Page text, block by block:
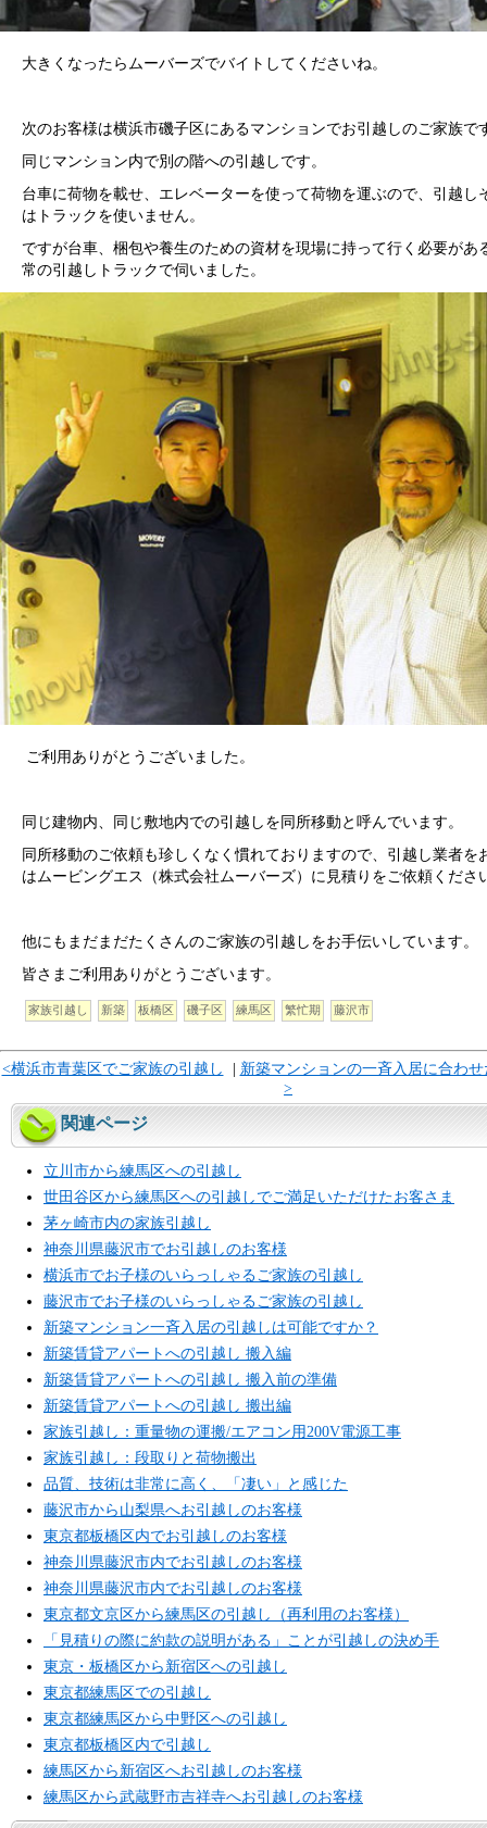
大きくなったらムーバーズでバイトしてくださいね。
次のお客様は横浜市磯子区にあるマンションでお引越しのご家族で
同じマンション内で別の階への引越しです。
台車に荷物を載せ、エレベーターを使って荷物を運ぶので、引越し
はトラックを使いません。
ですが台車、梱包や養生のための資材を現場に持って行く必要があ
常の引越しトラックで伺いました。
ご利用ありがとうございました。
同じ建物内、同じ敷地内での引越しを同所移動と呼んでいます。
同所移動のご依頼も珍しくなく慣れておりますので、引越し業者を
はムービングエス（株式会社ムーバーズ）に見積りをご依頼くださ
他にもまだまだたくさんのご家族の引越しをお手伝いしています。
皆さまご利用ありがとうございます。
家族引越し 新築 板橋区 磯子区 練馬区 繁忙期 藤沢市
<横浜市青葉区でご家族の引越し | 新築マンションの一斉入居に合わ
>
関連ページ
立川市から練馬区への引越し
世田谷区から練馬区への引越しでご満足いただけたお客さま
茅ヶ崎市内の家族引越し
神奈川県藤沢市でお引越しのお客様
横浜市でお子様のいらっしゃるご家族の引越し
藤沢市でお子様のいらっしゃるご家族の引越し
新築マンション一斉入居の引越しは可能ですか？
新築賃貸アパートへの引越し 搬入編
新築賃貸アパートへの引越し 搬入前の準備
新築賃貸アパートへの引越し 搬出編
家族引越し：重量物の運搬/エアコン用200V電源工事
家族引越し：段取りと荷物搬出
品質、技術は非常に高く、「凄い」と感じた
藤沢市から山梨県へお引越しのお客様
東京都板橋区内でお引越しのお客様
神奈川県藤沢市内でお引越しのお客様
神奈川県藤沢市内でお引越しのお客様
東京都文京区から練馬区の引越し（再利用のお客様）
「見積りの際に約款の説明がある」ことが引越しの決め手
東京・板橋区から新宿区への引越し
東京都練馬区での引越し
東京都練馬区から中野区への引越し
東京都板橋区内で引越し
練馬区から新宿区へお引越しのお客様
練馬区から武蔵野市吉祥寺へお引越しのお客様